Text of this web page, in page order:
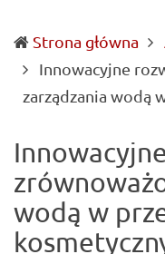
Strona główna
Innowacyjne
zarządzania wodą
wodą w